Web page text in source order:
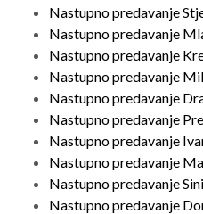
Nastupno predavanje
Nastupno predavanje
Nastupno predavanje
Nastupno predavanje
Nastupno predavanje
Nastupno predavanje
Nastupno predavanje
Nastupno predavanje
Nastupno predavanje
Nastupno predavanje